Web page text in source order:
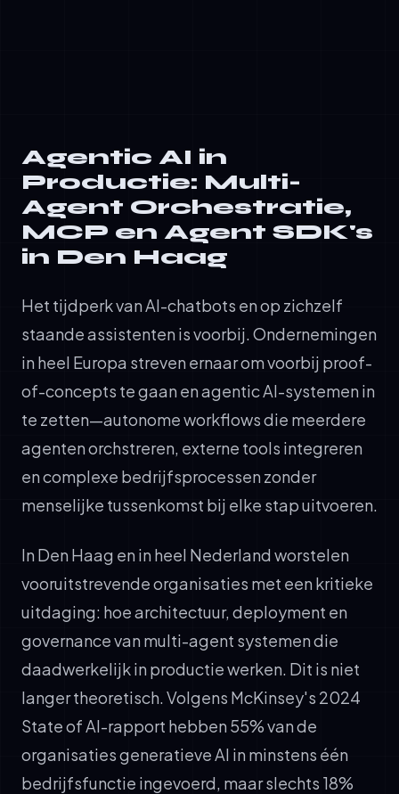
Agentic AI in
Productie: Multi-
Agent Orchestratie,
MCP en Agent SDK's
in Den Haag
Het tijdperk van AI-chatbots en op zichzelf
staande assistenten is voorbij. Ondernemingen
in heel Europa streven ernaar om voorbij proof-
of-concepts te gaan en agentic AI-systemen in
te zetten—autonome workflows die meerdere
agenten orchstreren, externe tools integreren
en complexe bedrijfsprocessen zonder
menselijke tussenkomst bij elke stap uitvoeren.
In Den Haag en in heel Nederland worstelen
vooruitstrevende organisaties met een kritieke
uitdaging: hoe architectuur, deployment en
governance van multi-agent systemen die
daadwerkelijk in productie werken. Dit is niet
langer theoretisch. Volgens McKinsey's 2024
State of AI-rapport hebben 55% van de
organisaties generatieve AI in minstens één
bedrijfsfunctie ingevoerd, maar slechts 18%